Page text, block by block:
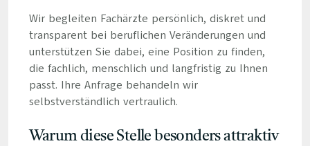
Wir begleiten Fachärzte persönlich, diskret und
transparent bei beruflichen Veränderungen und
unterstützen Sie dabei, eine Position zu finden,
die fachlich, menschlich und langfristig zu Ihnen
passt. Ihre Anfrage behandeln wir
selbstverständlich vertraulich.
Warum diese Stelle besonders attraktiv